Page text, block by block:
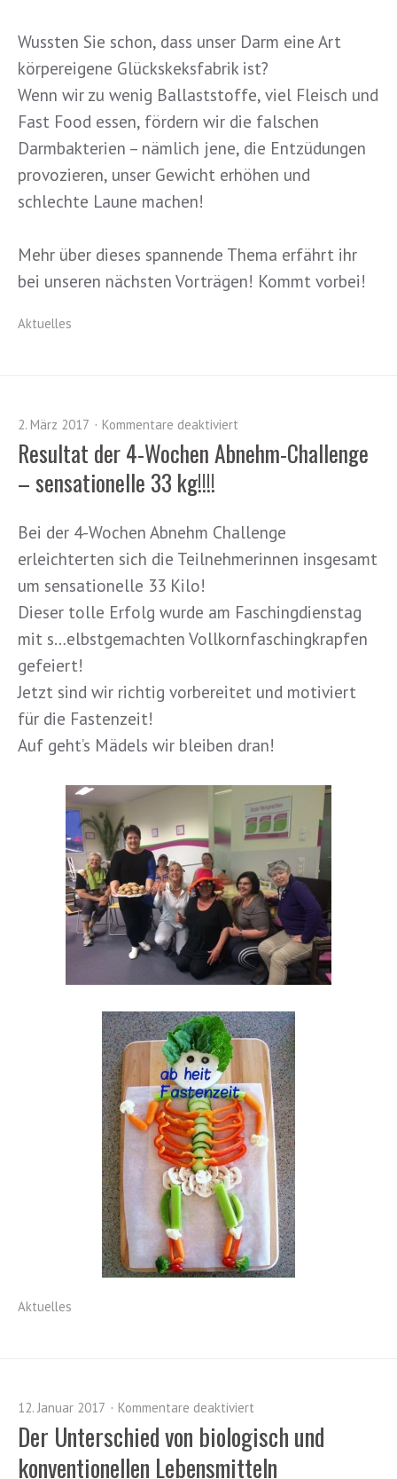
Wussten Sie schon, dass unser Darm eine Art
körpereigene Glückskeksfabrik ist?
Wenn wir zu wenig Ballaststoffe, viel Fleisch und
Fast Food essen, fördern wir die falschen
Darmbakterien – nämlich jene, die Entzüdungen
provozieren, unser Gewicht erhöhen und
schlechte Laune machen!
Mehr über dieses spannende Thema erfährt ihr
bei unseren nächsten Vorträgen! Kommt vorbei!
Aktuelles
2. März 2017 Kommentare deaktiviert
Resultat der 4-Wochen Abnehm-Challenge
– sensationelle 33 kg!!!!
Bei der 4-Wochen Abnehm Challenge
erleichterten sich die Teilnehmerinnen insgesamt
um sensationelle 33 Kilo!
Dieser tolle Erfolg wurde am Faschingdienstag
mit s…elbstgemachten Vollkornfaschingkrapfen
gefeiert!
Jetzt sind wir richtig vorbereitet und motiviert
für die Fastenzeit!
Auf geht’s Mädels wir bleiben dran!
Aktuelles
12. Januar 2017 Kommentare deaktiviert
Der Unterschied von biologisch und
konventionellen Lebensmitteln